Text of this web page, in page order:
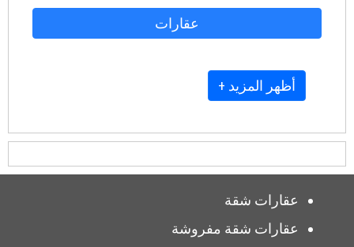
عقارات
+ أظهر المزيد
عقارات شقة
عقارات شقة مفروشة